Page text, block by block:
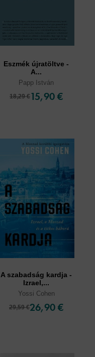
Eszmék újratöltve -
A...
Papp István
18,29 €15,90 €
A szabadság kardja -
Izrael,...
Yossi Cohen
29,59 €26,90 €